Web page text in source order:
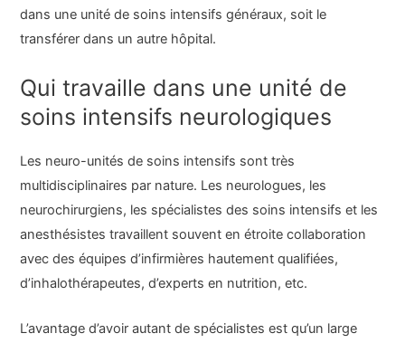
dans une unité de soins intensifs généraux, soit le
transférer dans un autre hôpital.
Qui travaille dans une unité de
soins intensifs neurologiques
Les neuro-unités de soins intensifs sont très
multidisciplinaires par nature. Les neurologues, les
neurochirurgiens, les spécialistes des soins intensifs et les
anesthésistes travaillent souvent en étroite collaboration
avec des équipes d’infirmières hautement qualifiées,
d’inhalothérapeutes, d’experts en nutrition, etc.
L’avantage d’avoir autant de spécialistes est qu’un large